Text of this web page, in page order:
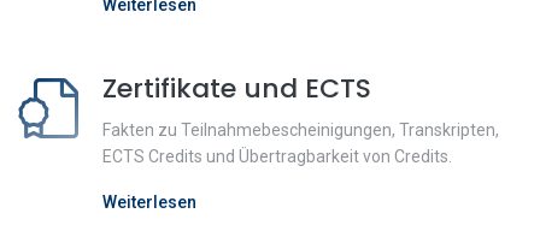
Weiterlesen
Zertifikate und ECTS
Fakten zu Teilnahmebescheinigungen, Transkripten,
ECTS Credits und Übertragbarkeit von Credits.
Weiterlesen